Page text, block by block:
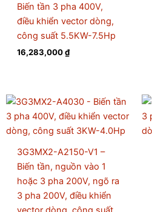
Biến tần 3 pha 400V,
điều khiển vector dòng,
công suất 5.5KW-7.5Hp
16,283,000₫
3G3MX2-A2150-V1 –
Biến tần, nguồn vào 1
hoặc 3 pha 200V, ngõ ra
3 pha 200V, điều khiển